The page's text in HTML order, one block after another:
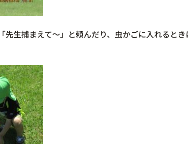
生捕まえて～」と頼んだり、虫かごに入れるとき